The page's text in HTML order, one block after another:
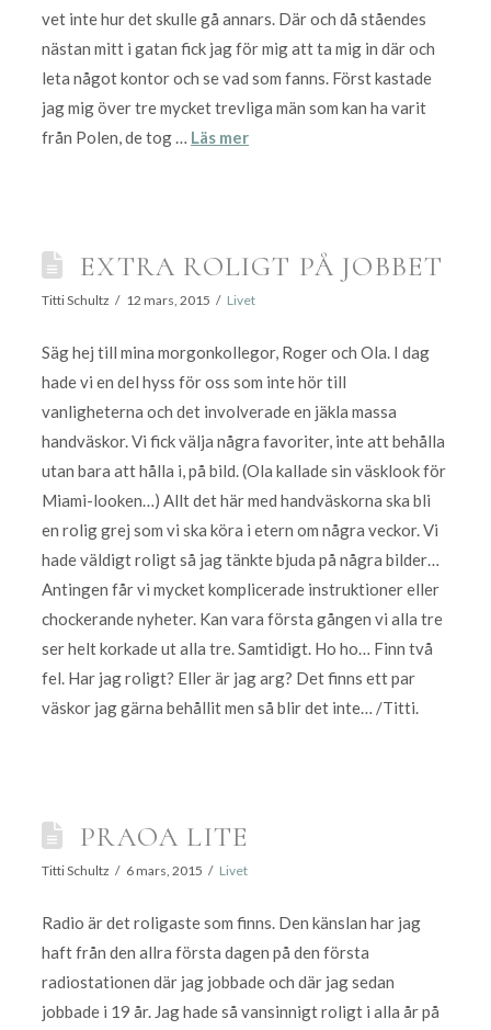
vet inte hur det skulle gå annars. Där och då ståendes
nästan mitt i gatan fick jag för mig att ta mig in där och
leta något kontor och se vad som fanns. Först kastade
jag mig över tre mycket trevliga män som kan ha varit
från Polen, de tog … Läs mer
EXTRA ROLIGT PÅ JOBBET
Titti Schultz 12 mars, 2015 Livet
Säg hej till mina morgonkollegor, Roger och Ola. I dag
hade vi en del hyss för oss som inte hör till
vanligheterna och det involverade en jäkla massa
handväskor. Vi fick välja några favoriter, inte att behålla
utan bara att hålla i, på bild. (Ola kallade sin väsklook för
Miami-looken…) Allt det här med handväskorna ska bli
en rolig grej som vi ska köra i etern om några veckor. Vi
hade väldigt roligt så jag tänkte bjuda på några bilder…
Antingen får vi mycket komplicerade instruktioner eller
chockerande nyheter. Kan vara första gången vi alla tre
ser helt korkade ut alla tre. Samtidigt. Ho ho… Finn två
fel. Har jag roligt? Eller är jag arg? Det finns ett par
väskor jag gärna behållit men så blir det inte… /Titti.
PRAOA LITE
Titti Schultz 6 mars, 2015 Livet
Radio är det roligaste som finns. Den känslan har jag
haft från den allra första dagen på den första
radiostationen där jag jobbade och där jag sedan
jobbade i 19 år. Jag hade så vansinnigt roligt i alla år på